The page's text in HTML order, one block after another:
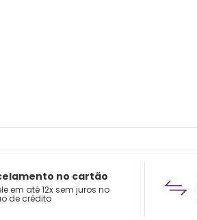
no cartão
em até 12x sem juros no
de crédito